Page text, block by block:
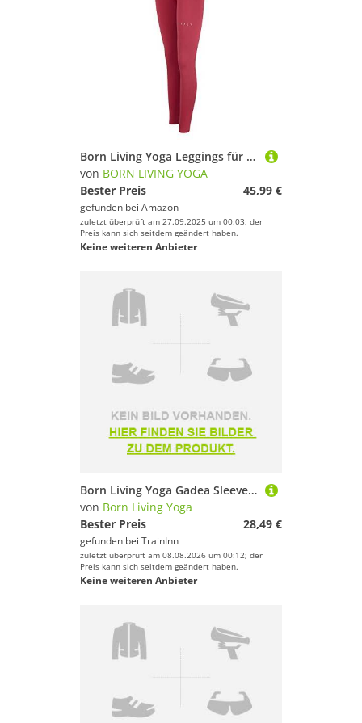
Born Living Yoga Leggings für Frauen Frida
von BORN LIVING YOGA
Bester Preis
45,99 €
gefunden bei Amazon
zuletzt überprüft am 27.09.2025 um 00:03; der
Preis kann sich seitdem geändert haben.
Keine weiteren Anbieter
Born Living Yoga Gadea Sleeveless T-shirt Grün L Frau
von Born Living Yoga
Bester Preis
28,49 €
gefunden bei TrainInn
zuletzt überprüft am 08.08.2026 um 00:12; der
Preis kann sich seitdem geändert haben.
Keine weiteren Anbieter